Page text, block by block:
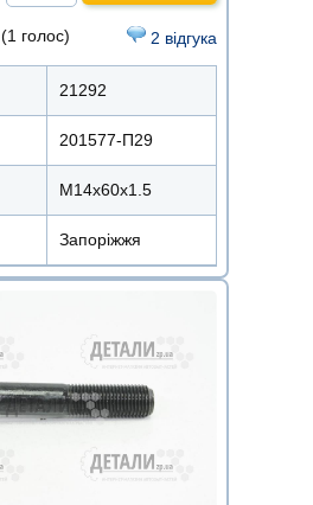
(1 голос) 2 відгука
21292
201577-П29
М14х60х1.5
Запоріжжя